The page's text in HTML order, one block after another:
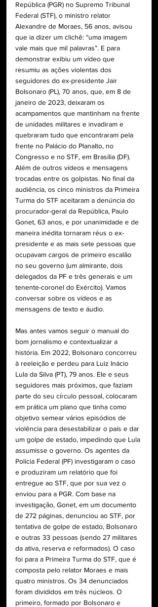
República (PGR) no Supremo Tribunal
Federal (STF), o ministro relator
Alexandre de Moraes, 56 anos, avisou
que ia dizer um clichê: “uma imagem
vale mais que mil palavras”. E para
demonstrar exibiu um vídeo que
resumiu as ações violentas dos
seguidores do ex-presidente Jair
Bolsonaro (PL), 70 anos, que, em 8 de
janeiro de 2023, deixaram os
acampamentos que mantinham na frente
de unidades militares e invadiram e
quebraram tudo que encontraram pela
frente no Palácio do Planalto, no
Congresso e no STF, em Brasília (DF).
Além de outros vídeos e mensagens
trocadas entre os golpistas. No final da
audiência, os cinco ministros da Primeira
Turma do STF aceitaram a denúncia do
procurador-geral da República, Paulo
Gonet, 63 anos, e por unanimidade e de
maneira inédita tornaram réus o ex-
presidente e as mais sete pessoas que
ocupavam cargos de primeiro escalão
no seu governo (um almirante, dois
delegados da PF e três generais e um
tenente-coronel do Exército). Vamos
conversar sobre os vídeos e as
mensagens de texto e áudio.
Mas antes vamos seguir o manual do
bom jornalismo e contextualizar a
história. Em 2022, Bolsonaro concorreu
à reeleição e perdeu para Luiz Inácio
Lula da Silva (PT), 79 anos. Ele e seus
seguidores mais próximos, que faziam
parte do seu círculo pessoal, colocaram
em prática um plano que tinha como
objetivo semear vários episódios de
violência para desestabilizar o país e dar
um golpe de estado, impedindo que Lula
assumisse o governo. Os agentes da
Polícia Federal (PF) investigaram o caso
e produziram um relatório que foi
entregue ao STF, que por sua vez o
enviou para a PGR. Com base na
investigação, Gonet, em um documento
de 272 páginas, denunciou ao STF, por
tentativa de golpe de estado, Bolsonaro
e outras 33 pessoas (sendo 27 militares
da ativa, reserva e reformados). O caso
foi para a Primeira Turma do STF, que é
composta pelo relator Moraes e mais
quatro ministros. Os 34 denunciados
foram divididos em três núcleos. O
primeiro, formado por Bolsonaro e